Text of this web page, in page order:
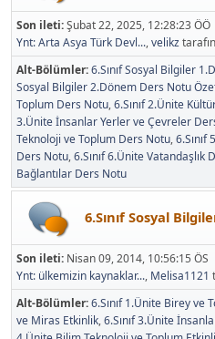
Son ileti:Şubat 22, 2025, 12:28:23 ÖÖ
Ynt: Arta Asya Türk Devl...,velikz
Alt-Bölümler 6.Sınıf Sosyal Bilgiler
Sosyal Bilgiler 2.Dönem Ders Notu
Toplum Ders Notu 6.Sınıf 2.Ünite
3.Ünite İnsanlar Yerler ve Çevreler
Teknoloji ve Toplum Ders Notu
Ders Notu 6.Sınıf 6.Ünite Vatandaşlık
Bağlantılar Ders Notu
6.Sınıf Sosyal
Son ileti: Nisan 09, 2014, 10:56:15 ÖS
Ynt: ülkemizin kaynaklar..., Melisa1121
Alt-Bölümler 6.Sınıf 1.Ünite Birey ve
ve Miras Etkinlik 6.Sınıf 3.Ünite